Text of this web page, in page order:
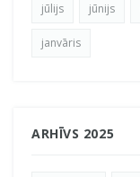
jūlijs jūnijs
janvāris
ARHĪVS 2025